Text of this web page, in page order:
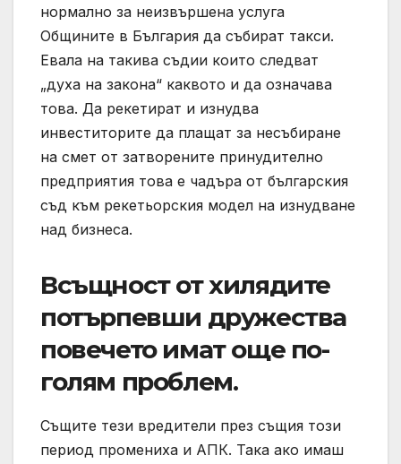
нормално за неизвършена услуга
Общините в България да събират такси.
Евала на такива съдии които следват
„духа на закона“ каквото и да означава
това. Да рекетират и изнудва
инвеститорите да плащат за несъбиране
на смет от затворените принудително
предприятия това е чадъра от българския
съд към рекетьорския модел на изнудване
над бизнеса.
Всъщност от хилядите
потърпевши дружества
повечето имат още по-
голям проблем.
Същите тези вредители през същия този
период промениха и АПК. Така ако имаш